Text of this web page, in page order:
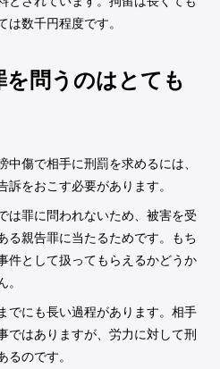
は数千円程度です。
問うのはとても
傷で相手に刑罰を求めるには、
をおこす必要があります。
は罪に問われないため、被害を受
る親告罪に当たるためです。もち
件として扱ってもらえるかどうか
。
でにも長い過程があります。相手
ではありますが、労力に対して刑
るのです。